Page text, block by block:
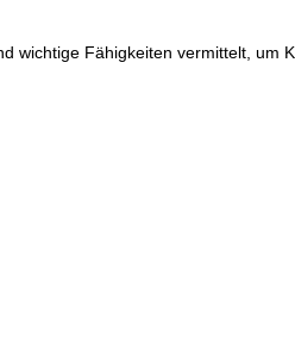
Fähigkeiten vermittelt, um